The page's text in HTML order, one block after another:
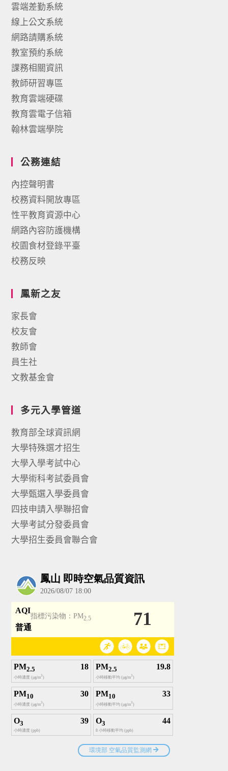
雲端差勤系統
線上公文系統
網路請購系統
教室預約系統
課務相關資訊
教師研習專區
教育雲端硬碟
教育雲電子信箱
翰林雲端學院
公務連結
內控聲明書
校務資料開放專區
性平教育資源中心
網路內容防護機構
校園食材登錄平臺
校務反映
鳳新之友
家長會
校友會
教師會
員生社
文教基金會
多元入學管道
教育部全球資訊網
大學特殊選才招生
大學入學考試中心
大學術科考試委員會
大學甄選入學委員會
四技申請入學聯招會
大學考試分發委員會
大學招生委員會聯合會